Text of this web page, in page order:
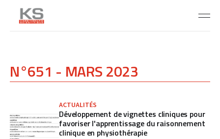
N°651 - MARS 2023
ACTUALITÉS
Développement de vignettes cliniques pour
favoriser l'apprentissage du raisonnement
clinique en physiothérapie